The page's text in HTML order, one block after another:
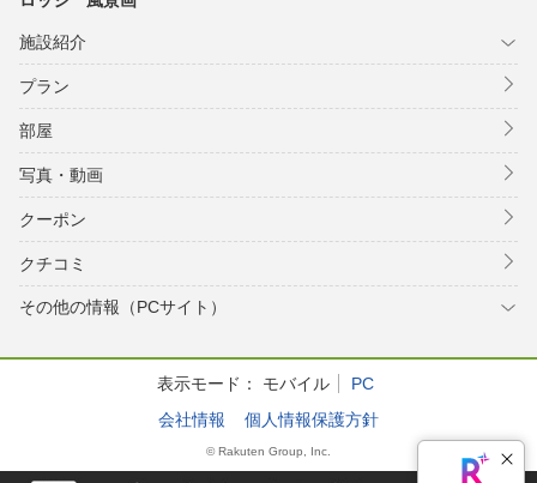
施設紹介
プラン
部屋
写真・動画
クーポン
クチコミ
その他の情報（PCサイト）
表示モード： モバイル
PC
会社情報
個人情報保護方針
© Rakuten Group, Inc.